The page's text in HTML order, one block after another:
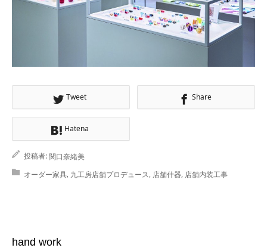
Tweet Share
Hatena
投稿者:関口奈緒美
オーダー家具, 九工房店舗プロデュース, 店舗什器, 店舗内装工事
hand work